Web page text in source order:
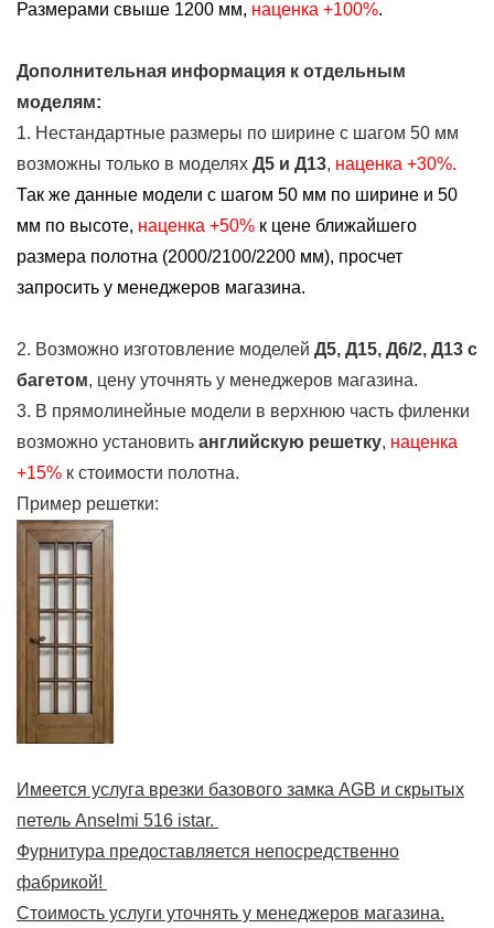
Размерами свыше 1200 мм, наценка +100%.
Дополнительная информация к отдельным
моделям:
1. Нестандартные размеры по ширине с шагом 50 мм
возможны только в моделях Д5 и Д13, наценка +30%.
Так же данные модели с шагом 50 мм по ширине и 50
мм по высоте, наценка +50% к цене ближайшего
размера полотна (2000/2100/2200 мм), просчет
запросить у менеджеров магазина.
2. Возможно изготовление моделей Д5, Д15, Д6/2, Д13 с
багетом, цену уточнять у менеджеров магазина.
3. В прямолинейные модели в верхнюю часть филенки
возможно установить английскую решетку, наценка
+15% к стоимости полотна.
Пример решетки:
Имеется услуга врезки базового замка AGB и скрытых
петель Anselmi 516 istar.
Фурнитура предоставляется непосредственно
фабрикой!
Стоимость услуги уточнять у менеджеров магазина.